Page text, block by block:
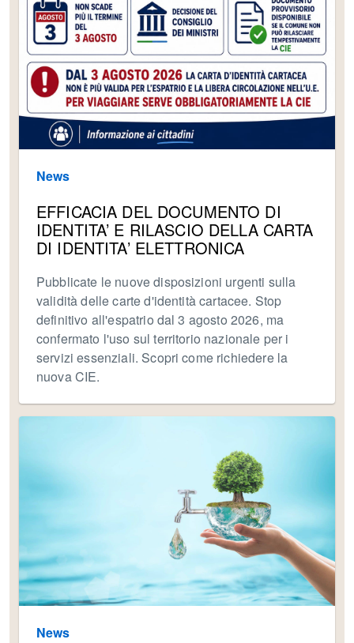
News
EFFICACIA DEL DOCUMENTO DI
IDENTITA’ E RILASCIO DELLA CARTA
DI IDENTITA’ ELETTRONICA
Pubblicate le nuove disposizioni urgenti sulla
validità delle carte d'identità cartacee. Stop
definitivo all'espatrio dal 3 agosto 2026, ma
confermato l'uso sul territorio nazionale per i
servizi essenziali. Scopri come richiedere la
nuova CIE.
News